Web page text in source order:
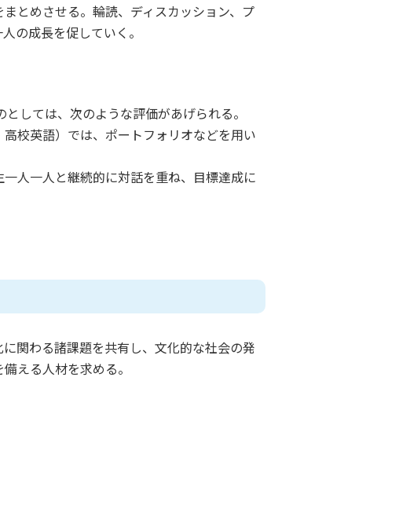
とめさせる。輪読、ディスカッション、プ
の成長を促していく。
しては、次のような評価があげられる。
校英語）では、ポートフォリオなどを用い
人一人と継続的に対話を重ね、目標達成に
関わる諸課題を共有し、文化的な社会の発
える人材を求める。